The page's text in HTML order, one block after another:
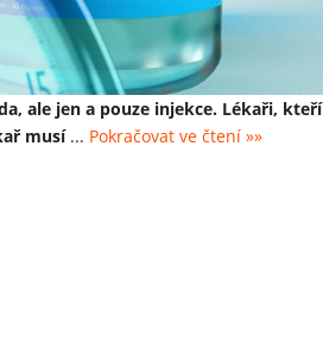
ale jen a pouze injekce. Lékaři, kteří
musí... Pokračovat ve čtení »»